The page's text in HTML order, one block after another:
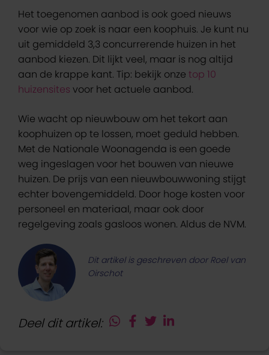
Het toegenomen aanbod is ook goed nieuws
voor wie op zoek is naar een koophuis. Je kunt nu
uit gemiddeld 3,3 concurrerende huizen in het
aanbod kiezen. Dit lijkt veel, maar is nog altijd
aan de krappe kant. Tip: bekijk onze top 10
huizensites voor het actuele aanbod.
Wie wacht op nieuwbouw om het tekort aan
koophuizen op te lossen, moet geduld hebben.
Met de Nationale Woonagenda is een goede
weg ingeslagen voor het bouwen van nieuwe
huizen. De prijs van een nieuwbouwwoning stijgt
echter bovengemiddeld. Door hoge kosten voor
personeel en materiaal, maar ook door
regelgeving zoals gasloos wonen. Aldus de NVM.
Dit artikel is geschreven door Roel van
Oirschot
Deel dit artikel: